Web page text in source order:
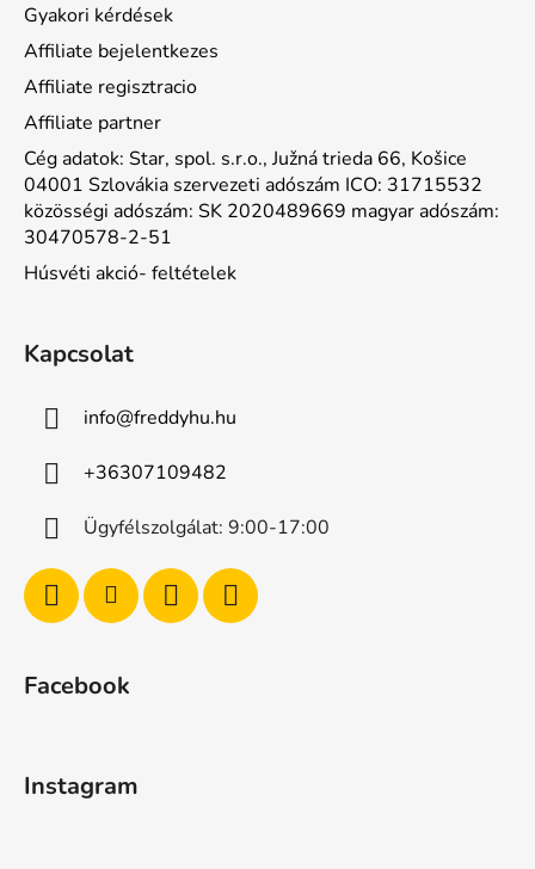
Gyakori kérdések
Affiliate bejelentkezes
Affiliate regisztracio
Affiliate partner
Cég adatok: Star, spol. s.r.o., Južná trieda 66, Košice
04001 Szlovákia szervezeti adószám ICO: 31715532
közösségi adószám: SK 2020489669 magyar adószám:
30470578-2-51
Húsvéti akció- feltételek
Kapcsolat
info@freddyhu.hu
+36307109482
Ügyfélszolgálat: 9:00-17:00
Facebook
Instagram